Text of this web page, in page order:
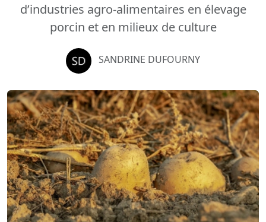
d’industries agro-alimentaires en élevage
porcin et en milieux de culture
SANDRINE DUFOURNY